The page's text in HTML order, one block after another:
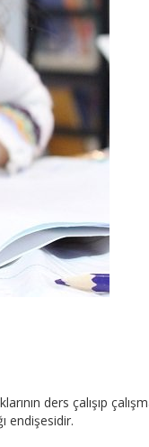
ders çalışıp
endişesidir.